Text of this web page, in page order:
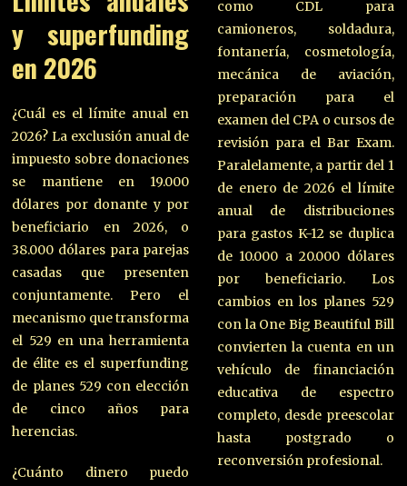
y superfunding
en 2026
¿Cuál es el límite anual en
2026? La exclusión anual de
impuesto sobre donaciones
se mantiene en 19.000
dólares por donante y por
beneficiario en 2026, o
38.000 dólares para parejas
casadas que presenten
conjuntamente. Pero el
mecanismo que transforma
el 529 en una herramienta
de élite es el superfunding
de planes 529 con elección
de cinco años para
herencias.
¿Cuánto dinero puedo
como CDL para
camioneros, soldadura,
fontanería, cosmetología,
mecánica de aviación,
preparación para el
examen del CPA o cursos de
revisión para el Bar Exam.
Paralelamente, a partir del 1
de enero de 2026 el límite
anual de distribuciones
para gastos K-12 se duplica
de 10.000 a 20.000 dólares
por beneficiario. Los
cambios en los planes 529
con la One Big Beautiful Bill
convierten la cuenta en un
vehículo de financiación
educativa de espectro
completo, desde preescolar
hasta postgrado o
reconversión profesional.